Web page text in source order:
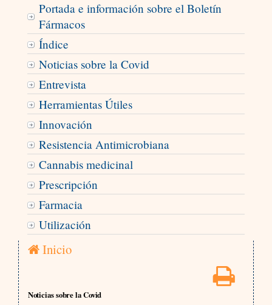
Portada e información sobre el Boletín
Fármacos
Índice
Noticias sobre la Covid
Entrevista
Herramientas Útiles
Innovación
Resistencia Antimicrobiana
Cannabis medicinal
Prescripción
Farmacia
Utilización
Inicio
Noticias sobre la Covid